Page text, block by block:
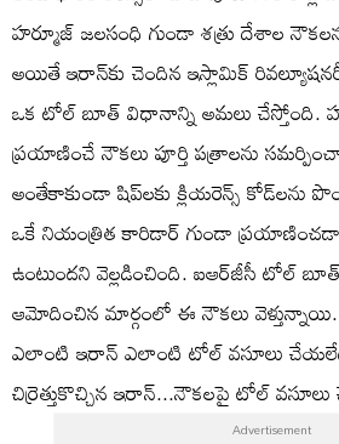
హర్మూజ్ జలసంధి గుండా శత్రు దేశాల
అయితే ఇరాన్‌కు చెందిన ఇస్లామిక్‌
ఒక టోల్ బూత్ విధానాన్ని అమలు చేస్తోంది.
ప్రయాణించే నౌకలు పూర్తి పత్రాలను
అంతేకాకుండా షిప్‌లకు క్లియరెన్స్ కోడ్‌లను
ఒకే నియంత్రిత కారిడార్ గుండా
ఉంటుందని వెల్లడించింది. ఐఆర్‌జీసీ టోల్
ఆమోదించిన మార్గంలో ఈ నౌకలు వెళ్తున్నాయి.
ఎలాంటి ఇరాన్‌ ఎలాంటి టోల్‌ వసూలు
చిర్రెత్తుకొచ్చిన ఇరాన్‌...నౌకలపై టోల్‌ వసూలు